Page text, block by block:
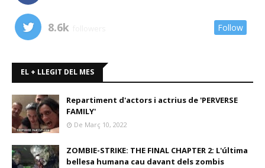
8.6k Follow
EL + LLEGIT DEL MES
Repartiment d'actors i actrius de 'PERVERSE
FAMILY'
De Març 10, 2022
ZOMBIE-STRIKE: THE FINAL CHAPTER 2: L'última
bellesa humana cau davant dels zombis